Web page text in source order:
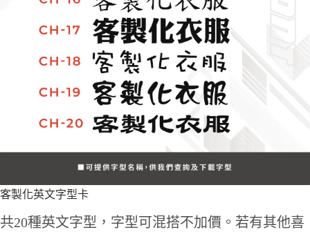
客製化英文字型卡
共20種英文字型，字型可混搭不加價。若有其他喜